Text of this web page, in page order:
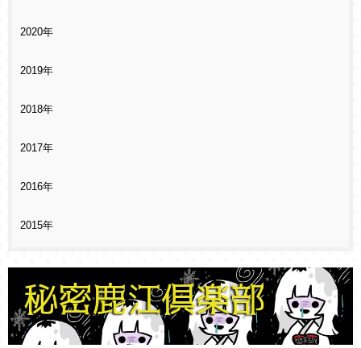
2020年
2019年
2018年
2017年
2016年
2015年